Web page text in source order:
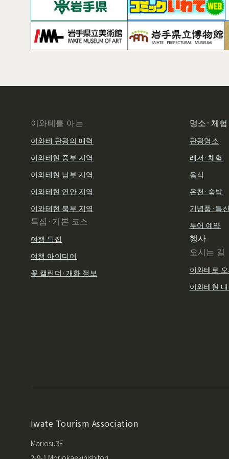
이와테를 아는
이와테 관광의 매력
이와테현 중부 지역
이와테현 남부 지역
이와테현 연안 지역
이와테현 북부 지역
특집·기본 코스
여행 특집
여행 아이디어
꽃 캘린더·개화 정보
명소·체험
관광명소
레저·체험
음식
온천·숙박
기념품·특
투어 예약
행사
오시는 길
이와테로
이와테현
Iwate Tourism Association
Mariosu3F